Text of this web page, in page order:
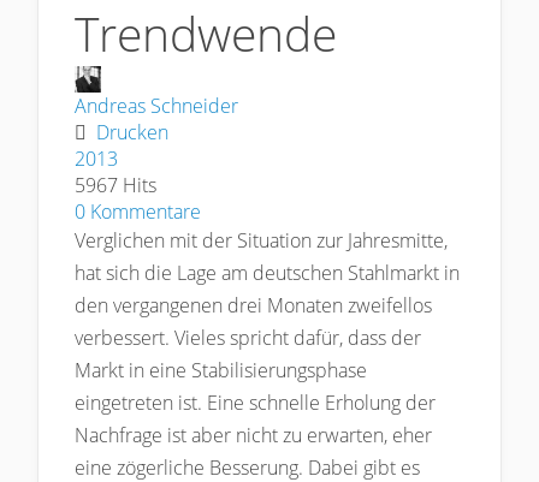
Trendwende
Andreas Schneider
Drucken
2013
5967 Hits
0 Kommentare
Verglichen mit der Situation zur Jahresmitte,
hat sich die Lage am deutschen Stahlmarkt in
den vergangenen drei Monaten zweifellos
verbessert. Vieles spricht dafür, dass der
Markt in eine Stabilisierungsphase
eingetreten ist. Eine schnelle Erholung der
Nachfrage ist aber nicht zu erwarten, eher
eine zögerliche Besserung. Dabei gibt es